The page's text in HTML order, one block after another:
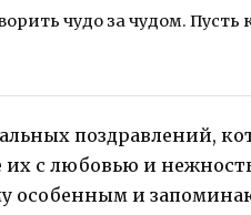
чудо за чудом.
поздравлений,
с любовью и
особенным и